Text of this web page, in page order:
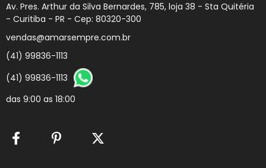
Av. Pres. Arthur da Silva Bernardes, 785, loja 38 - Sta Quitéria
- Curitiba - PR - Cep: 80320-300
vendas@amarsempre.com.br
(41) 99836-1113
(41) 99836-1113
das 9:00 as 18:00